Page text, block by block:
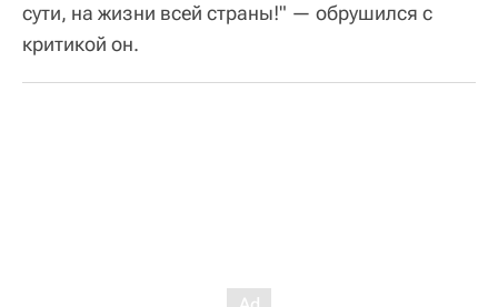
сути, на жизни всей страны!" — обрушился с
критикой он.